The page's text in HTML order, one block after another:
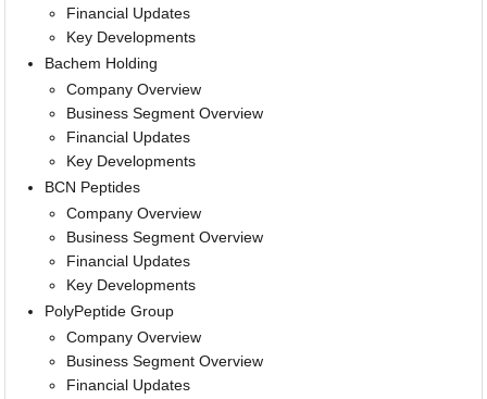
Financial Updates
Key Developments
Bachem Holding
Company Overview
Business Segment Overview
Financial Updates
Key Developments
BCN Peptides
Company Overview
Business Segment Overview
Financial Updates
Key Developments
PolyPeptide Group
Company Overview
Business Segment Overview
Financial Updates